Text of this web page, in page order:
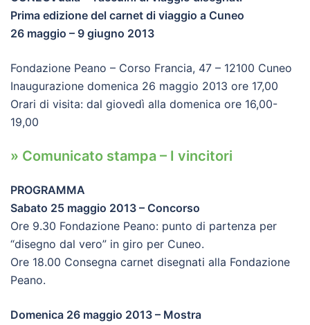
Prima edizione del carnet di viaggio a Cuneo
26 maggio – 9 giugno 2013
Fondazione Peano – Corso Francia, 47 – 12100 Cuneo
Inaugurazione domenica 26 maggio 2013 ore 17,00
Orari di visita: dal giovedì alla domenica ore 16,00-
19,00
» Comunicato stampa – I vincitori
PROGRAMMA
Sabato 25 maggio 2013 – Concorso
Ore 9.30 Fondazione Peano: punto di partenza per
“disegno dal vero” in giro per Cuneo.
Ore 18.00 Consegna carnet disegnati alla Fondazione
Peano.
Domenica 26 maggio 2013 – Mostra